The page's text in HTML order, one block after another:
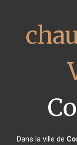
Dans la ville de